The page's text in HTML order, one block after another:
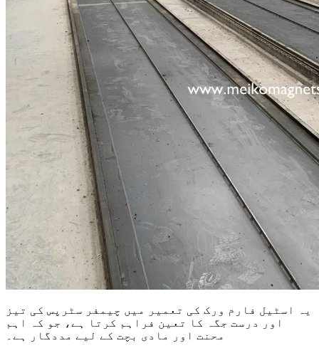
یہ اسٹیل فارم ورک کی تعمیر میں چیمفر سٹرپس کی تیز
اور درست جگہ کا تعین فراہم کرتا ہے، جو کہ اہم
محنت اور مادی بچت کے لیے مددگار ہے۔